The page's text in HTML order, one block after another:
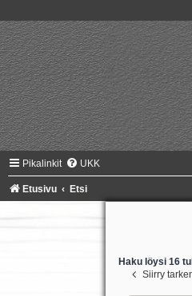
Pikalinkit UKK
Etusivu Etsi
Haku löysi 16
Siirry